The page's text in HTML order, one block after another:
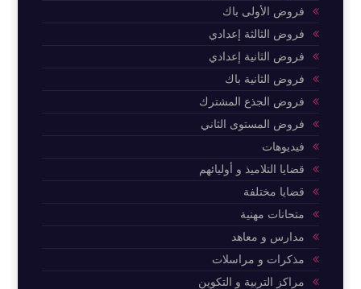
فروض الأولى باك
فروض الثالثة إعدادي
فروض الثانية إعدادي
فروض الثانية باك
فروض الجذع المشترك
فروض المستوى الثاني
فيديوهات
قضايا التلاميذ و أوليائهم
قضايا مختلفة
متحانات مهنية
مدارس و معاهد
مذكرات و مراسلات
مراكز التربية و التكوين